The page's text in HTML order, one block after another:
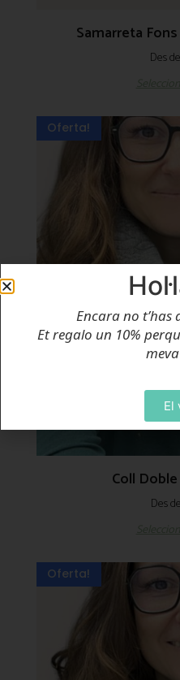
Samarreta
Des de
Oferta!
Coll
Des de
Oferta!
Encara no
Et regalo un 10%
El